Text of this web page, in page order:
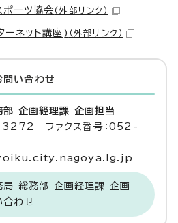
ーツ協会 （外部リンク）
ーネット講座) （外部リンク）
問い合わせ
企画経理課 企画担当
ファクス番号：052-
局 総務部 企画経理課 企画
合わせ